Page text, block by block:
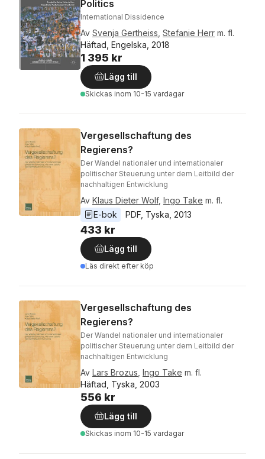
Politics
International Dissidence
Av Svenja Gertheiss Stefanie Herr m. fl.
Häftad, Engelska, 2018
1 395 kr
Lägg till
Skickas inom 10-15 vardagar
Vergesellschaftung des
Regierens?
Der Wandel nationaler und internationaler
politischer Steuerung unter dem Leitbild der
nachhaltigen Entwicklung
Av Klaus Dieter Wolf, Ingo Take m. fl.
E-bok
PDF Tyska 2013
433 kr
Lägg till
Läs direkt efter köp
Vergesellschaftung des
Regierens?
Der Wandel nationaler und internationaler
politischer Steuerung unter dem Leitbild der
nachhaltigen Entwicklung
Av Lars Brozus Ingo Take m. fl.
Häftad, Tyska, 2003
556 kr
Lägg till
Skickas inom 10-15 vardagar